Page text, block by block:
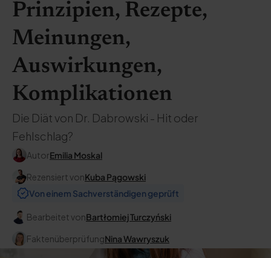
Prinzipien, Rezepte,
Meinungen,
Auswirkungen,
Komplikationen
Die Diät von Dr. Dabrowski - Hit oder
Fehlschlag?
AutorEmilia Moskal
Rezensiert vonKuba Pągowski
Von einem Sachverständigen geprüft
Bearbeitet vonBartłomiej Turczyński
FaktenüberprüfungNina Wawryszuk